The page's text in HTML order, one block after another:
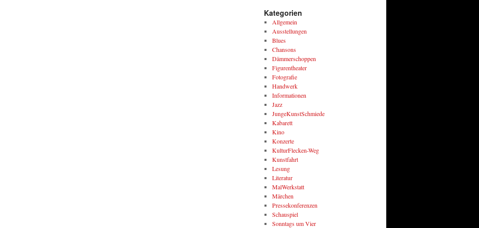
Kategorien
Allgemein
Ausstellungen
Blues
Chansons
Dämmerschoppen
Figurentheater
Fotografie
Handwerk
Informationen
Jazz
JungeKunstSchmiede
Kabarett
Kino
Konzerte
KulturFlecken-Weg
Kunstfahrt
Lesung
Literatur
MalWerkstatt
Märchen
Pressekonferenzen
Schauspiel
Sonntags um Vier